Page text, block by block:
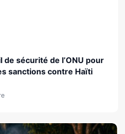
de sécurité de l’ONU pour
sanctions contre Haïti